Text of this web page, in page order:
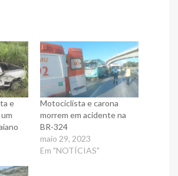
e
Motociclista e carona
morrem em acidente na
BR-324
maio 29, 2023
Em "NOTÍCIAS"